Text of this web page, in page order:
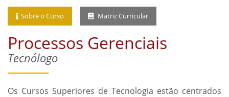
Sobre o Curso Matriz Curricular
Processos Gerenciais
Tecnólogo
Os Cursos Superiores de Tecnologia estão centrados